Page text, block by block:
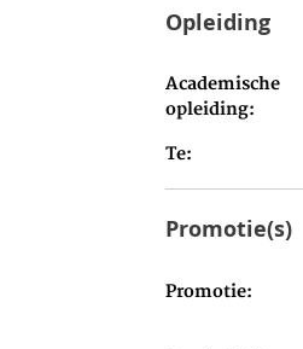
Opleiding
Academische
opleiding
Te
Promotie(s)
Promotie